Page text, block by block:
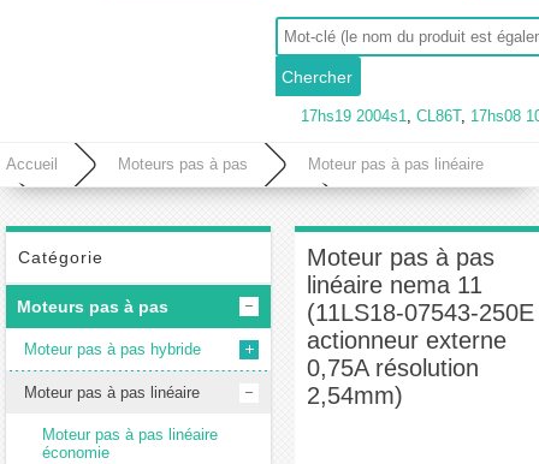
17hs19 2004s1, CL86T, 17hs08
Accueil Moteurs pas à pas Moteur pas à pas linéaire
nema 11 (11LS18-07543-250E actionneur externe 0,75A résolution 2,54mm)
Catégorie
Moteurs pas à pas
Moteur pas à pas hybride
Moteur pas à pas linéaire
Moteur pas à pas linéaire
économie
Moteur pas à pas
linéaire nema 11
(11LS18-07543-250E
actionneur externe
0,75A résolution
2,54mm)